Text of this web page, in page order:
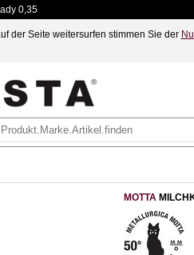
der Seite weitersurfen stimmen Sie der
0,35
MOTTA